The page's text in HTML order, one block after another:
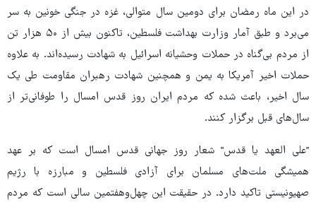
در این ماه رمضان برای دومین سال متوالی، غزه در جنگی خونین به‌ سر
می‌برد و طبق آمار وزارت بهداشت فلسطین، تاکنون بیش از ۵۰ هزار تن
از مردم بی‌گناه در حملات وحشیانه اسرائیل به شهادت رسیده‌اند. به علاوه
حملات اخیر آمریکا به یمن و همچنین شهادت رهبران مقاومت طی یک
سال اخیر، باعث شده که مردم ایران روز قدس امسال را طوفانی‌تر از
سال‌های قبل برگزار کنند.
"علی‌ العهد یا قدس" شعار روز جهانی قدس امسال است که بر عهد
همیشگی ملت‌های مسلمان برای آزادی فلسطین و مبارزه با رژیم
صهیونیستی تاکید دارد. در حقیقت این چهل‌وهفتمین سالی است که مردم